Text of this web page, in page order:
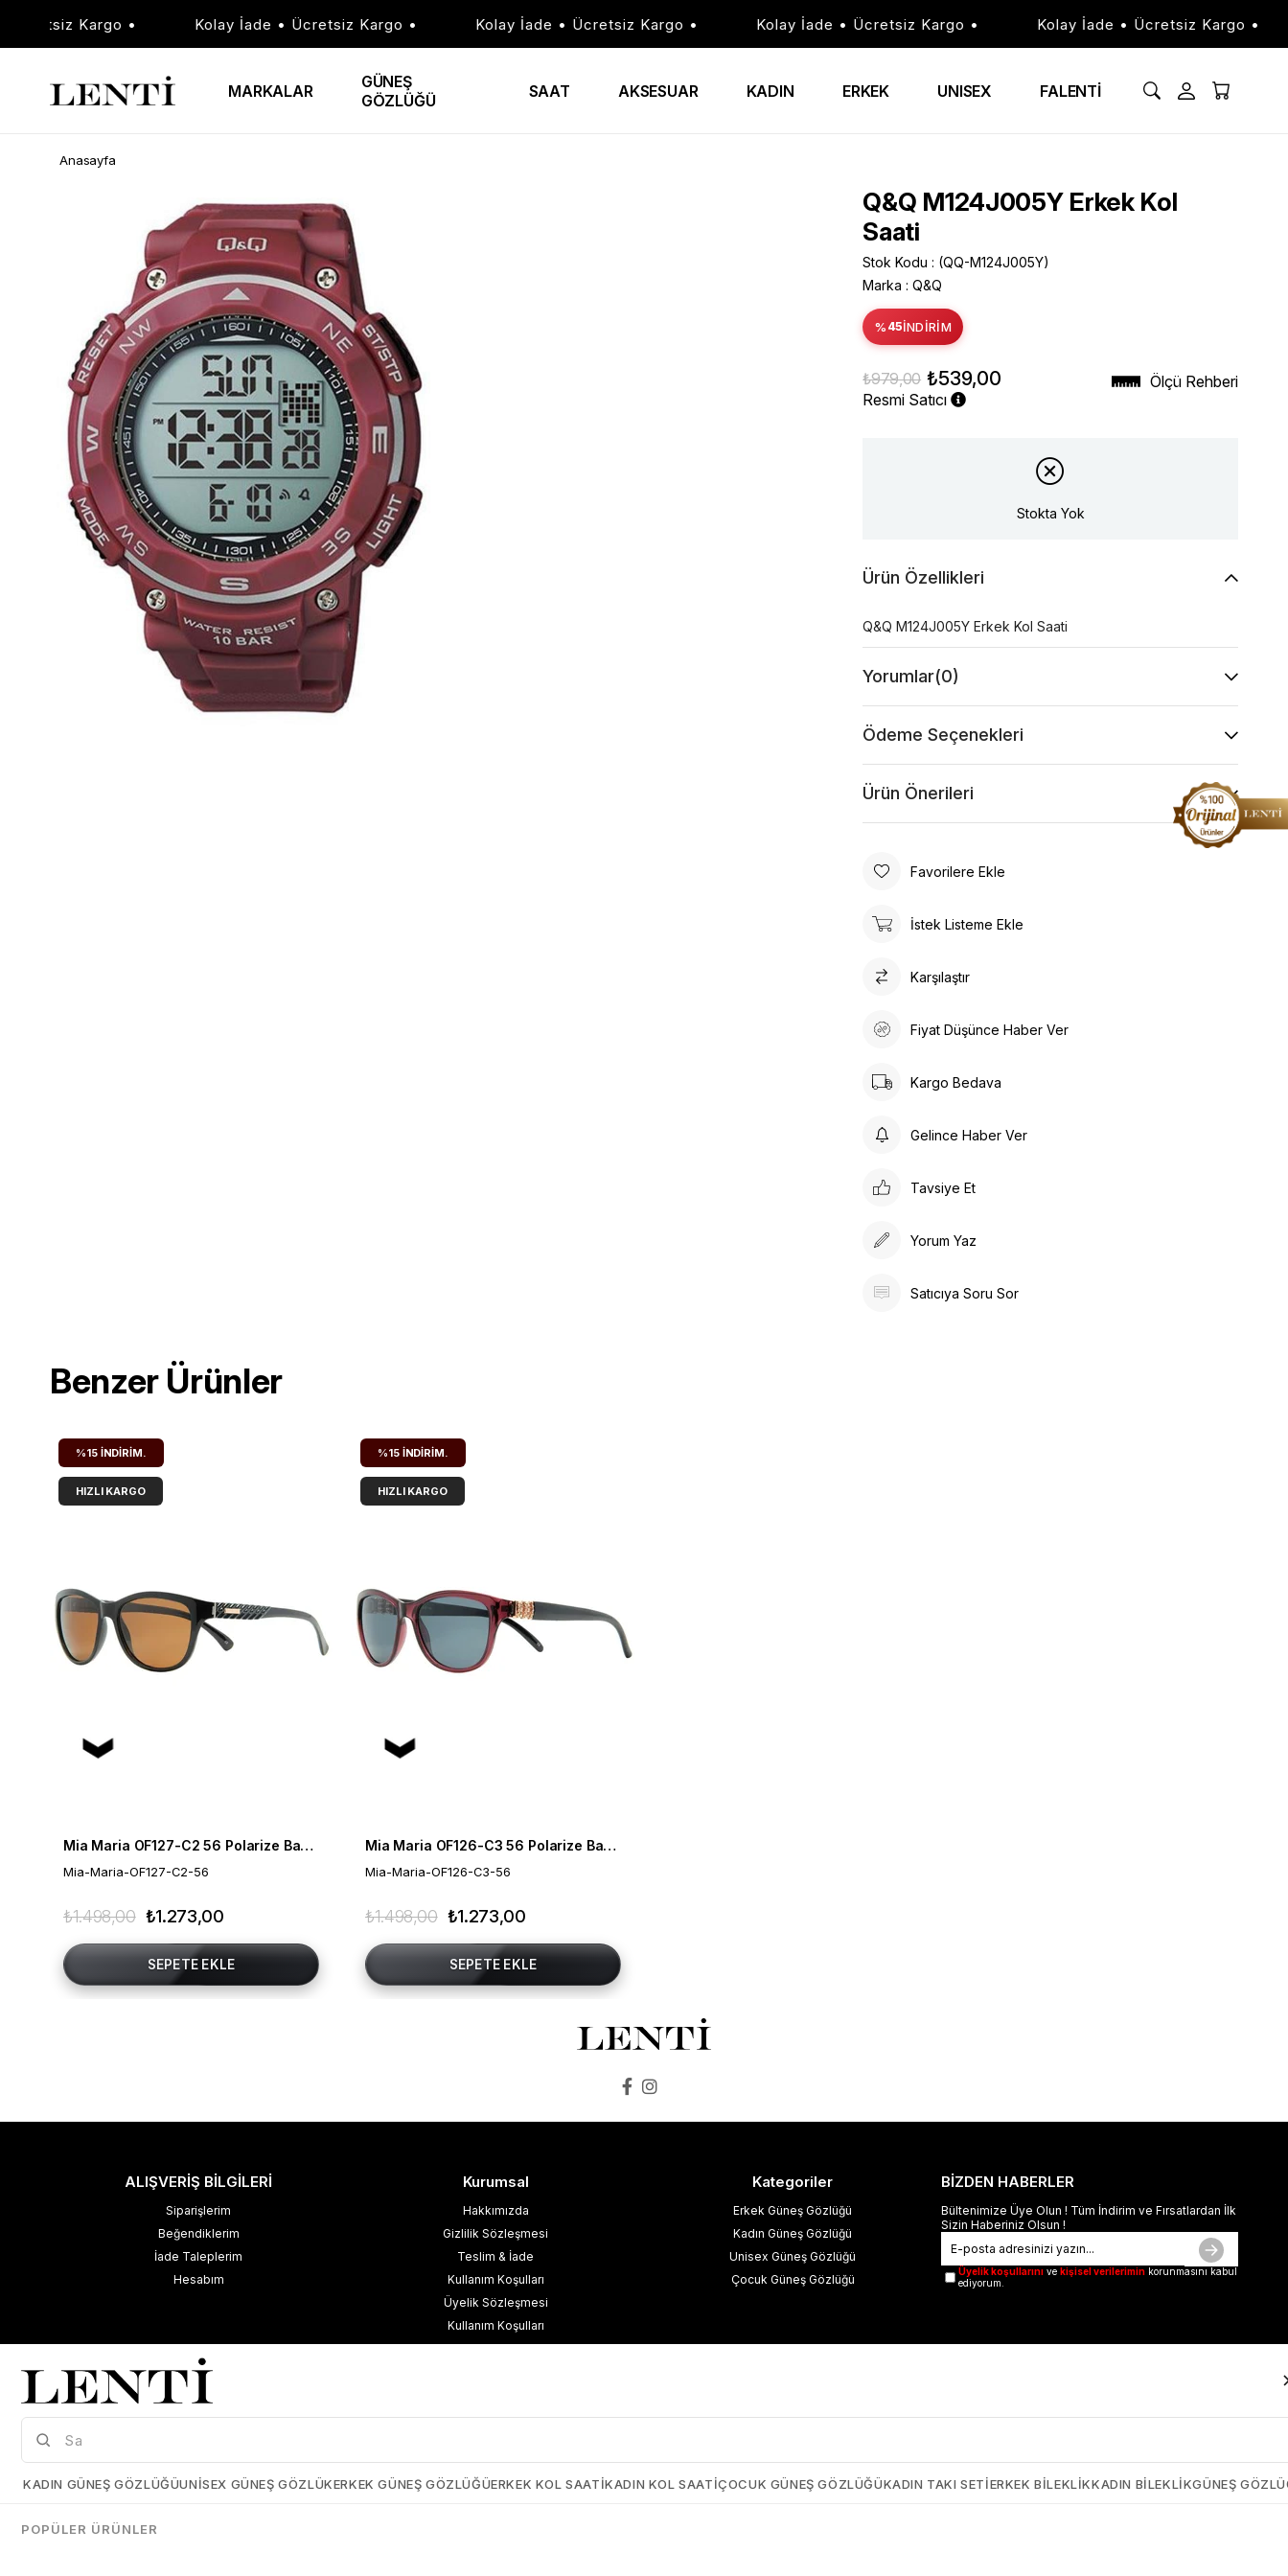
Kargo • Kolay İade • Ücretsiz Kargo • Kolay İade • Ücretsiz Kargo • Kolay İade • Ücretsiz Kargo • Kolay İade • Ücretsiz Kargo •
MARKALAR
GÜNEŞ
GÖZLÜĞÜ
SAAT AKSESUAR KADIN ERKEK UNISEX FALENTİ
Anasayfa
Q&Q M124J005Y Erkek Kol
Saati
Stok Kodu
(QQ-M124J005Y)
Marka : Q&Q
% 45İNDIRIM
₺979,00 ₺539,00
Resmi Satıcı
Ölçü Rehberi
Stokta Yok
Ürün Özellikleri
Q&Q M124J005Y Erkek Kol Saati
Yorumlar(0)
Ödeme Seçenekleri
Ürün Önerileri
Favorilere Ekle
İstek Listeme Ekle
Karşılaştır
Fiyat Düşünce Haber Ver
Kargo Bedava
Gelince Haber Ver
Tavsiye Et
Yorum Yaz
Satıcıya Soru Sor
Benzer Ürünler
Mia Maria OF127-C2 56 Polarize Bayan Güneş Gözlüğü
Mia-Maria-OF127-C2-56
₺1.273,00
₺1.498,00
SEPETE EKLE
%15 İNDIRIM.
HIZLI KARGO
Mia Maria OF126-C3 56 Polarize Bayan Güneş Gözlüğü
Mia-Maria-OF126-C3-56
₺1.273,00
₺1.498,00
SEPETE EKLE
%15 İNDIRIM.
HIZLI KARGO
ALIŞVERİŞ BİLGİLERİ
Siparişlerim
Beğendiklerim
İade Taleplerim
Hesabım
Kurumsal
Hakkımızda
Gizlilik Sözleşmesi
Teslim & İade
Kullanım Koşulları
Üyelik Sözleşmesi
Kullanım Koşulları
Mesafeli Satış Sözleşmesi
Blog
Kategoriler
Erkek Güneş Gözlüğü
Kadın Güneş Gözlüğü
Unisex Güneş Gözlüğü
Çocuk Güneş Gözlüğü
BİZDEN HABERLER
Bültenimize Üye Olun ! Tüm İndirim ve Fırsatlardan İlk
Sizin Haberiniz Olsun !
Üyelik koşullarını ve kişisel verilerimin korunmasını kabul
ediyorum.
Çerez Kullanımı
kullanmaktayız. Detaylı bilgi için kişisel verilerin korunması hakkında
açıklama metnimizi inceleyebilirsiniz.
KADIN GÜNEŞ GÖZLÜĞÜUNISEX GÜNEŞ GÖZLÜKERKEK GÜNEŞ GÖZLÜĞÜERKEK KOL SAATIKADIN KOL SAATIÇOCUK GÜNEŞ GÖZLÜĞÜKADIN TAKI SETIERKEK BILEKLIKKADIN BILEKLIKGÜNEŞ
POPÜLER ÜRÜNLER